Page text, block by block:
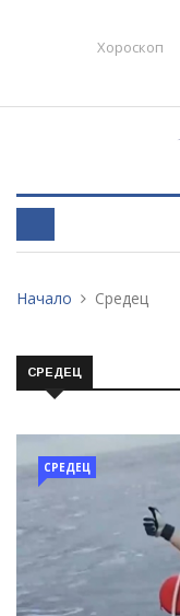
Хороскоп
Начало Средец
СРЕДЕЦ
СРЕДЕЦ